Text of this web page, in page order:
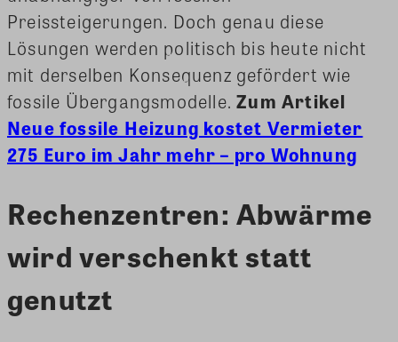
Preissteigerungen. Doch genau diese
Lösungen werden politisch bis heute nicht
mit derselben Konsequenz gefördert wie
fossile Übergangsmodelle.Zum Artikel
Neue fossile Heizung kostet Vermieter
275 Euro im Jahr mehr – pro Wohnung
Rechenzentren: Abwärme
wird verschenkt statt
genutzt